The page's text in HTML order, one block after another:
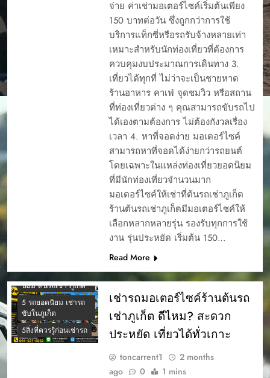
จ่าย ค่าเช่ามอเตอร์ไซค์เริ่มต้นเพียง
150 บาทต่อวัน ซึ่งถูกกว่าการใช้
บริการแท็กซี่หรือรถรับจ้างหลายเท่า
เหมาะสำหรับนักท่องเที่ยวที่ต้องการ
ควบคุมงบประมาณการเดินทาง 3.
เที่ยวได้ทุกที่ ไม่ว่าจะเป็นชายหาด
ร้านอาหาร คาเฟ่ จุดชมวิว หรือสถาน
ที่ท่องเที่ยวต่าง ๆ คุณสามารถขับรถไป
ได้เองตามต้องการ ไม่ต้องกังวลเรื่อง
เวลา 4. หาที่จอดง่าย มอเตอร์ไซค์
สามารถหาที่จอดได้ง่ายกว่ารถยนต์
โดยเฉพาะในแหล่งท่องเที่ยวยอดนิยม
ที่มีนักท่องเที่ยวจำนวนมาก
มอเตอร์ไซค์ให้เช่าที่ต้นรถเช่าภูเก็ต
ร้านต้นรถเช่าภูเก็ตมีมอเตอร์ไซค์ให้
เลือกหลากหลายรุ่น รองรับทุกการใช้
งาน รุ่นประหยัด เริ่มต้น 150…
Read More
4 รถเช่าภูเก็ต ยอด
นิยม ต้นรถเช่า ภูเก็ต
5 รถยอดนิยม เช่ารถ
ขับในภูเก็ต
5สิ่งที่ควรรู้ก่อนเช่ารถ
เช่ารถมอเตอร์ไซค์ร้านต้นรถ
เช่าภูเก็ต ดีไหม? สะดวก
ประหยัด เที่ยวได้ทั่วเกาะ
toncarrent1
2 months
ago
0 1 mins